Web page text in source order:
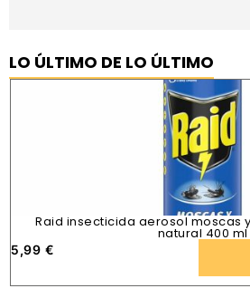
LO ÚLTIMO DE LO ÚLTIMO
Raid insecticida aerosol moscas
natural 400 ml
5,99 €